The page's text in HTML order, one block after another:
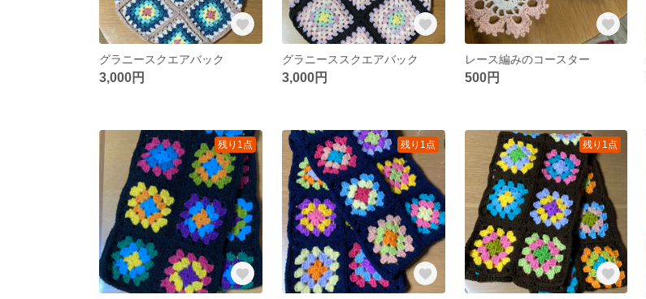
グラニースクエアバック
3,000円
グラニーススクエアバック
3,000円
レース編みのコースター
500円
残り1点 残り1点 残り1点